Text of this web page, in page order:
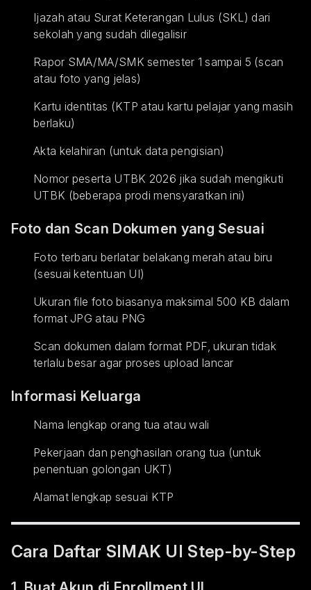
Ijazah atau Surat Keterangan Lulus (SKL) dari
sekolah yang sudah dilegalisir
Rapor SMA/MA/SMK semester 1 sampai 5 (scan
atau foto yang jelas)
Kartu identitas (KTP atau kartu pelajar yang masih
berlaku)
Akta kelahiran (untuk data pengisian)
Nomor peserta UTBK 2026 jika sudah mengikuti
UTBK (beberapa prodi mensyaratkan ini)
Foto dan Scan Dokumen yang Sesuai
Foto terbaru berlatar belakang merah atau biru
(sesuai ketentuan UI)
Ukuran file foto biasanya maksimal 500 KB dalam
format JPG atau PNG
Scan dokumen dalam format PDF, ukuran tidak
terlalu besar agar proses upload lancar
Informasi Keluarga
Nama lengkap orang tua atau wali
Pekerjaan dan penghasilan orang tua (untuk
penentuan golongan UKT)
Alamat lengkap sesuai KTP
Cara Daftar SIMAK UI Step-by-Step